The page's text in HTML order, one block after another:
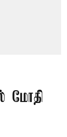
மோதி